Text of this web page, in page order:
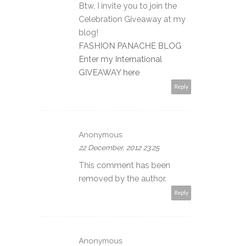
Btw, I invite you to join the
Celebration Giveaway at my
blog!
FASHION PANACHE BLOG
Enter my International
GIVEAWAY here
Reply
Anonymous
22 December, 2012 23:25
This comment has been
removed by the author.
Reply
Anonymous